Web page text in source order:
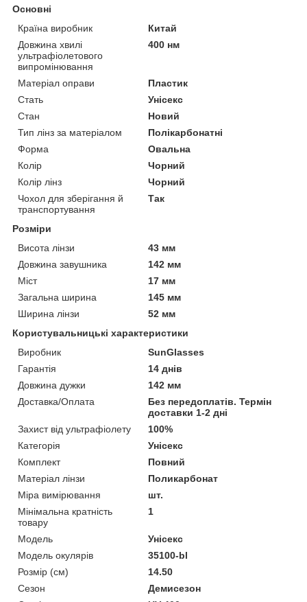
Основні
Країна виробник
Китай
Довжина хвилі
ультрафіолетового
випромінювання
400 нм
Матеріал оправи
Пластик
Стать
Унісекс
Стан
Новий
Тип лінз за матеріалом
Полікарбонатні
Форма
Овальна
Колір
Чорний
Колір лінз
Чорний
Чохол для зберігання й
транспортування
Так
Розміри
Висота лінзи
43 мм
Довжина завушника
142 мм
Міст
17 мм
Загальна ширина
145 мм
Ширина лінзи
52 мм
Користувальницькі характеристики
Виробник
SunGlasses
Гарантія
14 днів
Довжина дужки
142 мм
Доставка/Оплата
Без передоплатів. Термін
доставки 1-2 дні
Захист від ультрафіолету
100%
Категорія
Унісекс
Комплект
Повний
Матеріал лінзи
Поликарбонат
Міра вимірювання
шт.
Мінімальна кратність
товару
1
Мoдель
Унісекс
Модель окулярів
35100-bl
Розмір (см)
14.50
Сезон
Демисезон